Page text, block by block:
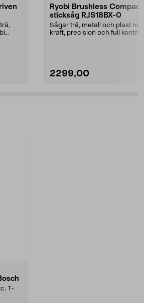
Ryobi Brushless Compact
sticksåg RJS18BX-0
Sågar trä, metall och plast med
kraft, precision och full kontroll.
2299,00
T-